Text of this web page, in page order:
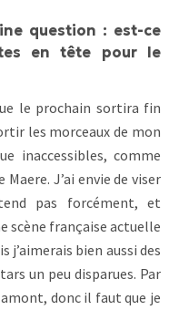
question : est-ce
en tête pour le
le prochain sortira fin
les morceaux de mon
inaccessibles, comme
J’ai envie de viser
pas forcément, et
scène française actuelle
bien aussi des
un peu disparues. Par
donc il faut que je